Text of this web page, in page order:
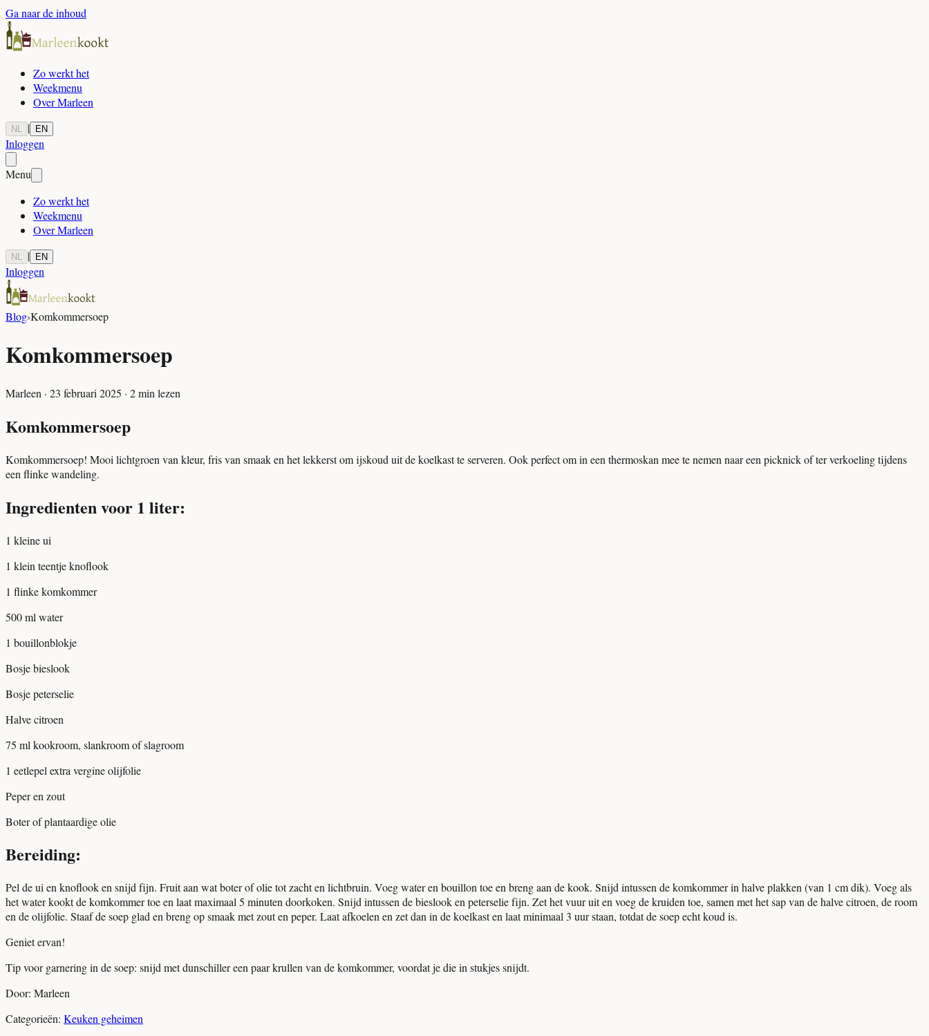
Ga naar de inhoud
Zo werkt het
Weekmenu
Over Marleen
NL | EN
Inloggen
Menu
Zo werkt het
Weekmenu
Over Marleen
NL | EN
Inloggen
Blog›Komkommersoep
Komkommersoep
Marleen · 23 februari 2025 · 2min lezen
Komkommersoep
Komkommersoep! Mooi lichtgroen van kleur, fris van smaak en het lekkerst om ijskoud uit de koelkast te serveren. Ook perfect om in een thermoskan mee te nemen naar een picknick of ter verkoeling tijdens
een flinke wandeling.
Ingredienten voor 1 liter:
1 kleine ui
1 klein teentje knoflook
1 flinke komkommer
500 ml water
1 bouillonblokje
Bosje bieslook
Bosje peterselie
Halve citroen
75 ml kookroom, slankroom of slagroom
1 eetlepel extra vergine olijfolie
Peper en zout
Boter of plantaardige olie
Bereiding:
Pel de ui en knoflook en snijd fijn. Fruit aan wat boter of olie tot zacht en lichtbruin. Voeg water en bouillon toe en breng aan de kook. Snijd intussen de komkommer in halve plakken (van 1 cm dik). Voeg als
het water kookt de komkommer toe en laat maximaal 5 minuten doorkoken. Snijd intussen de bieslook en peterselie fijn. Zet het vuur uit en voeg de kruiden toe, samen met het sap van de halve citroen, de room
en de olijfolie. Staaf de soep glad en breng op smaak met zout en peper. Laat afkoelen en zet dan in de koelkast en laat minimaal 3 uur staan, totdat de soep echt koud is.
Geniet ervan!
Tip voor garnering in de soep: snijd met dunschiller een paar krullen van de komkommer, voordat je die in stukjes snijdt.
Door: Marleen
Categorieën: Keuken geheimen